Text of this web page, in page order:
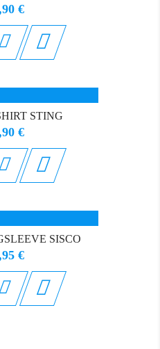
€

STING
€

SISCO
€
